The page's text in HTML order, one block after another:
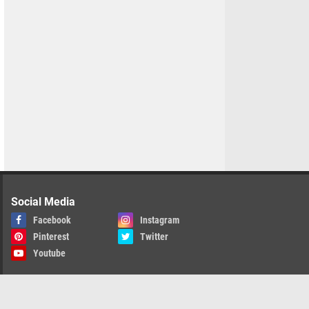
Social Media
Facebook
Instagram
Pinterest
Twitter
Youtube